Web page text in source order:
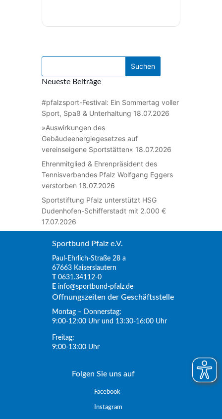
Neueste Beiträge
#pfalzsport-Festival: Ein Sommertag voller
Sport, Spaß & Unterhaltung 18.07.2026
»Auswirkungen des
Gebäudeenergiegesetzes auf
vereinseigene Sportstätten« 18.07.2026
Ehrenmitglied & Ehrenpräsident des
Tennisverbandes Pfalz Wolfgang Eggers
verstorben 18.07.2026
Sportstiftung Pfalz unterstützt HSG
Dudenhofen-Schifferstadt mit 2.000 €
17.07.2026
Sportbund Pfalz e.V.
Paul-Ehrlich-Straße 28 a
67663 Kaiserslautern
T0631.34112-0
E info@sportbund-pfalz.de
Öffnungszeiten der Geschäftsstelle
Montag – Donnerstag:
9:00-12:00 Uhr und 13:30-16:00 Uhr
Freitag:
9:00-13:00 Uhr
Folgen Sie uns auf
Facebook
Instagram